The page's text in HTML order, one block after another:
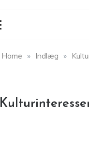
Home » Indlæg »